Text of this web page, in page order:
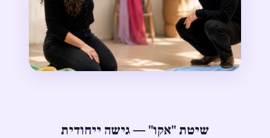
שיטת "אקו" — גישה ייחודית